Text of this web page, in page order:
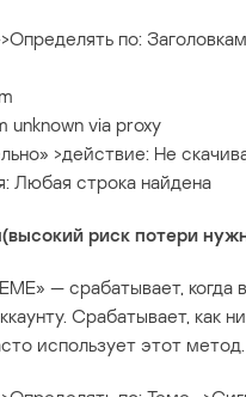
по:
unknown via proxy
>действие: Не
Любая строка найдена
риск потери
— срабатывает, когда
Срабатывает, как
использует этот метод.